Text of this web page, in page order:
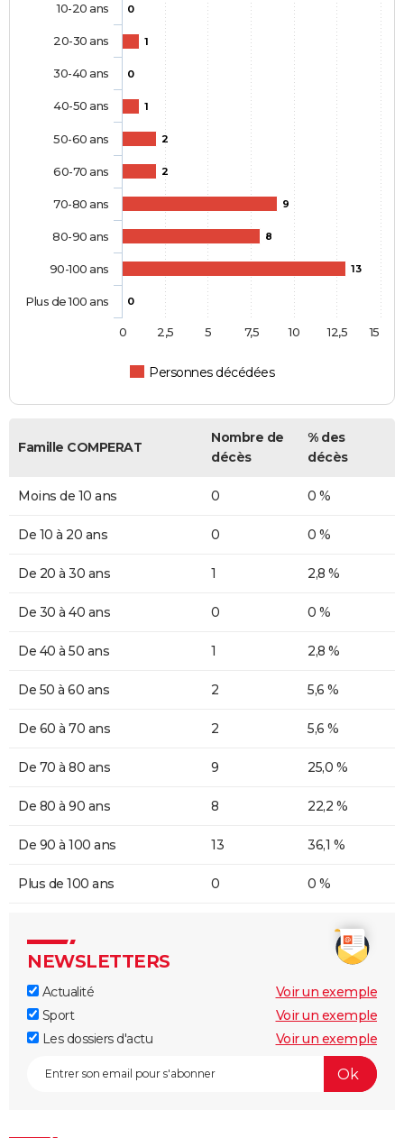
0
1
0
1
2
2
9
8
13
0
Personnes décédées
10-20 ans
20-30 ans
30-40 ans
40-50 ans
50-60 ans
60-70 ans
70-80 ans
80-90 ans
90-100 ans
Plus de 100 ans
0 2,5 5 7,5 10 12,5 15
Famille COMPERAT
Nombre de
décès
% des
décès
Moins de 10 ans 0 0 %
De 10 à 20 ans 0 0 %
De 20 à 30 ans 1 2,8 %
De 30 à 40 ans 0 0 %
De 40 à 50 ans 1 2,8 %
De 50 à 60 ans 2 5,6 %
De 60 à 70 ans 2 5,6 %
De 70 à 80 ans 9 25,0 %
De 80 à 90 ans 8 22,2 %
De 90 à 100 ans 13 36,1 %
Plus de 100 ans 0 0 %
NEWSLETTERS
Actualité
Voir un exemple
Sport
Voir un exemple
Les dossiers d'actu
Voir un exemple